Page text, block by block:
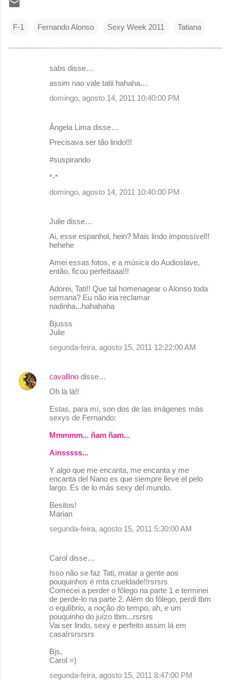
F-1 Fernando Alonso Sexy Week 2011 Tatiana
sabs disse…
assim nao vale tatii hahaha....
domingo, agosto 14, 2011 10:40:00 PM
Ângela Lima disse…
Precisava ser tão lindo!!!
#suspirando
*-*
domingo, agosto 14, 2011 10:40:00 PM
Julie disse…
Ai, esse espanhol, hein? Mais lindo impossível!!
hehehe
Amei essas fotos, e a música do Audioslave,
então, ficou perfeitaaa!!!
Adorei, Tati!! Que tal homenagear o Alonso toda
semana? Eu não iria reclamar
nadinha...hahahaha
Bjusss
Julie
segunda-feira, agosto 15, 2011 12:22:00 AM
cavallino disse…
Oh là là!!
Estas, para mí, son dos de las imágenes más
sexys de Fernando:
Mmmmm... ñam ñam...
Ainsssss...
Y algo que me encanta, me encanta y me
encanta del Nano es que siempre lleve el pelo
largo. Es de lo más sexy del mundo.
Besitos!
Marian
segunda-feira, agosto 15, 2011 5:30:00 AM
Carol disse…
Isso não se faz Tati, matar a gente aos
pouquinhos é mta crueldade!!rsrsrs
Comecei a perder o fôlego na parte 1 e terminei
de perde-lo na parte 2. Além do fôlego, perdi tbm
o equlíbrio, a noção do tempo, ah, e um
pouquinho do juízo tbm...rsrsrs
Vai ser lindo, sexy e perfeito assim lá em
casa!rsrsrsrs
Bjs,
Carol =)
segunda-feira, agosto 15, 2011 8:47:00 PM